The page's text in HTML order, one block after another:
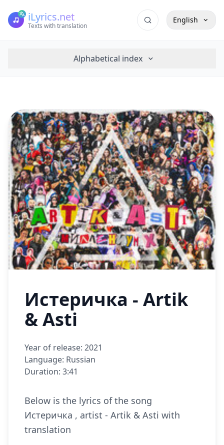
iLyrics.net
Texts with translation
English
Alphabetical index
Истеричка - Artik
& Asti
Year of release: 2021
Language: Russian
Duration: 3:41
Below is the lyrics of the song
Истеричка , artist - Artik & Asti with
translation